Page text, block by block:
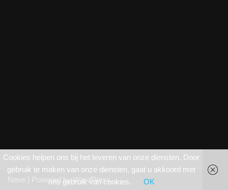
Neve | Powered byWordPress
Cookies helpen ons bij het leveren van onze diensten. Door
gebruik te maken van onze diensten, gaat u akkoord met
ons gebruik van cookies.
OK